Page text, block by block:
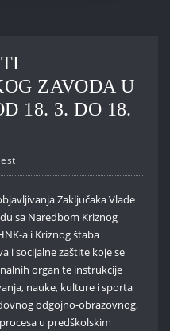
ZAVODA U
18. 3. DO 18.
Zaključaka Vlade
sa Naredbom Kriznog
a i Kriznog štaba
i socijalne zaštite koje se
organ te instrukcije
nauke, kulture i sporta
odgojno-obrazovnog,
u predškolskim